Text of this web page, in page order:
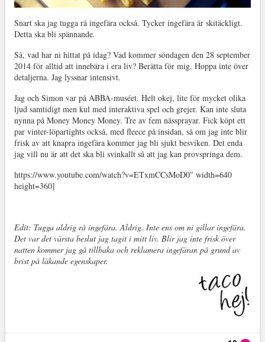
Snart ska jag tugga rå ingefära också. Tycker ingefära är skitäckligt.
Detta ska bli spännande.
Så, vad har ni hittat på idag? Vad kommer söndagen den 28 september
2014 för alltid att innebära i era liv? Berätta för mig. Hoppa inte över
detaljerna. Jag lyssnar intensivt.
Jag och Simon var på ABBA-muséet. Helt okej, lite för mycket olika
ljud samtidigt men kul med interaktiva spel och grejer. Kan inte sluta
nynna på Money Money Money. Tre av fem nässprayar. Fick köpt ett
par vinter-löpartights också, med fleece på insidan, så om jag inte blir
frisk av att knapra ingefära kommer jag bli sjukt besviken. Det enda
jag vill nu är att det ska bli svinkallt så att jag kan provspringa dem.
https://www.youtube.com/watch?v=ETxmCCsMoD0″ width=640
height=360]
Edit: Tugga aldrig rå ingefära. Aldrig. Inte ens om ni gillar ingefära.
Det var det värsta beslut jag tagit i mitt liv. Blir jag inte frisk över
natten kommer jag gå tillbaka och reklamera ingefäran på grund av
brist på läkande egenskaper.